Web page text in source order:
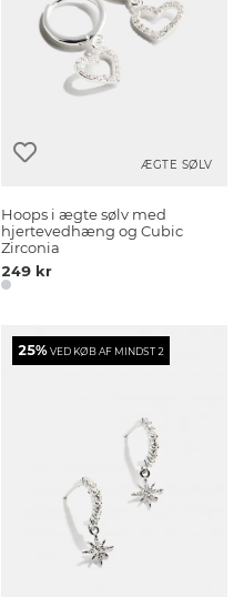
ÆGTE SØLV
Hoops i ægte sølv med
hjertevedhæng og Cubic
Zirconia
249 kr
25%VED KØB AF MINDST 2